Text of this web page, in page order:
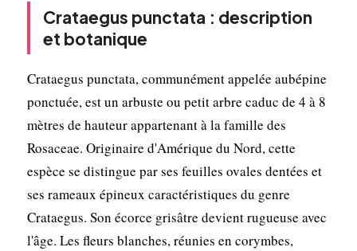
Crataegus punctata : description
et botanique
Crataegus punctata, communément appelée aubépine
ponctuée, est un arbuste ou petit arbre caduc de 4 à 8
mètres de hauteur appartenant à la famille des
Rosaceae. Originaire d'Amérique du Nord, cette
espèce se distingue par ses feuilles ovales dentées et
ses rameaux épineux caractéristiques du genre
Crataegus. Son écorce grisâtre devient rugueuse avec
l'âge. Les fleurs blanches, réunies en corymbes,